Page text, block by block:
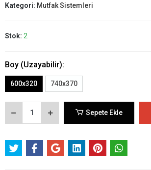
Kategori: Mutfak Sistemleri
Stok: 2
Boy (Uzayabilir):
600x320 740x370
Sepete Ekle